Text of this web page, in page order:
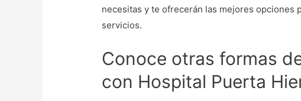
necesitas y te ofrecerán las mejores opciones
servicios.
Conoce otras formas
con Hospital Puerta